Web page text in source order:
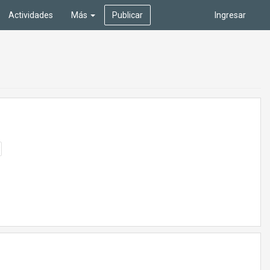
Ingresar
Actividades Más Publicar